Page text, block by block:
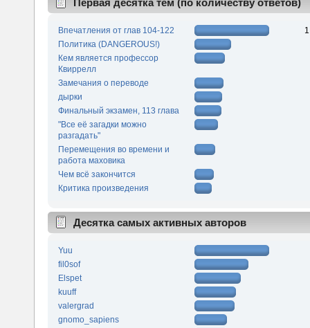
Впечатления от глав 104-122
Политика (DANGEROUS!)
Кем является профессор
Квиррелл
Замечания о переводе
дырки
Финальный экзамен, 113 глава
"Все её загадки можно
разгадать"
Перемещения во времени и
работа маховика
Чем всё закончится
Критика произведения
Десятка самых активных авторов
Yuu
fil0sof
Elspet
kuuff
valergrad
gnomo_sapiens